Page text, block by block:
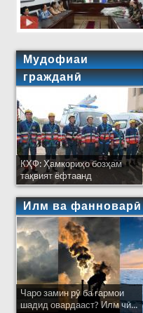
Мудофиаи
гражданӣ
КҲФ: Ҳамкориҳо бозҳам
тақвият ёфтаанд
Илм ва фанноварӣ
Чаро замин рӯ ба гармои
шадид овардааст? Илм чӣ...